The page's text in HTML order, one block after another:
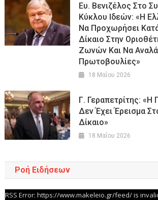
Ευ. Βενιζέλος Στο
Κύκλου Ιδεών: «Η
Να Προχωρήσει
Δίκαιο Στην
Ζωνών Και Να
Πρωτοβουλίες»
18 Μαΐου 2026
Γ. Γεραπετρίτης: «Η
Δεν Έχει Έρεισμα
Δίκαιο»
18 Μαΐου 2026
Ροή Ειδήσεων
RSS Error: https://www.makeleio.gr/feed/ is